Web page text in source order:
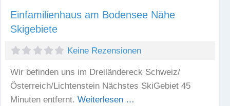
Einfamilienhaus am Bodensee Nähe
Skigebiete
Keine Rezensionen
Wir befinden uns im Dreiländereck Schweiz/
Österreich/Lichtenstein Nächstes SkiGebiet 45
Minuten entfernt. Weiterlesen …